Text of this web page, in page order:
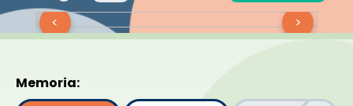
>
<
Memoria: